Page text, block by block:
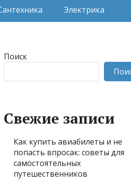
Электрика
Поиск
Свежие записи
Как купить авиабилеты и не
попасть впросак: советы для
самостоятельных
путешественников